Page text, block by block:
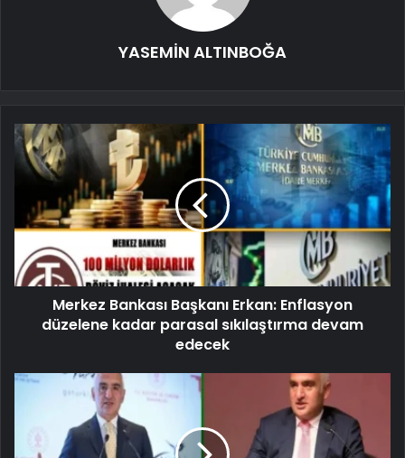
YASEMİN ALTINBOĞA
Merkez Bankası Başkanı Erkan: Enflasyon
düzelene kadar parasal sıkılaştırma devam
edecek